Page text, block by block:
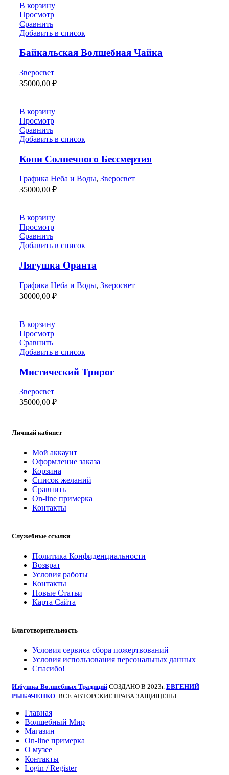
В корзину
Просмотр
Сравнить
Добавить в список
Байкальская Волшебная Чайка
Зверосвет
35000,00 ₽
В корзину
Просмотр
Сравнить
Добавить в список
Кони Солнечного Бессмертия
Графика Неба и Воды, Зверосвет
35000,00 ₽
В корзину
Просмотр
Сравнить
Добавить в список
Лягушка Оранта
Графика Неба и Воды, Зверосвет
30000,00 ₽
В корзину
Просмотр
Сравнить
Добавить в список
Мистический Трирог
Зверосвет
35000,00 ₽
Личный кабинет
Мой аккаунт
Оформление заказа
Корзина
Список желаний
Сравнить
On-line примерка
Контакты
Служебные ссылки
Политика Конфиденциальности
Возврат
Условия работы
Контакты
Новые Статьи
Карта Сайта
Благотворительность
Условия сервиса сбора пожертвований
Условия использования персональных данных
Спасибо!
Избушка Волшебных Традиций СОЗДАНО В 2023г. ЕВГЕНИЙ
РЫБАЧЕНКО. ВСЕ АВТОРСКИЕ ПРАВА ЗАЩИЩЕНЫ.
Главная
Волшебный Мир
Магазин
On-line примерка
О музее
Контакты
Login / Register